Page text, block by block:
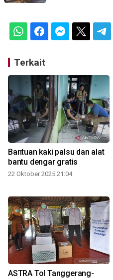
Terkait
Bantuan kaki palsu dan alat
bantu dengar gratis
22 Oktober 2025 21:04
ASTRA Tol Tanggerang-